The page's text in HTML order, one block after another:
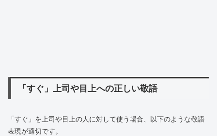
「すぐ」上司や目上への正しい敬語
「すぐ」を上司や目上の人に対して使う場合、以下のような敬語
表現が適切です。